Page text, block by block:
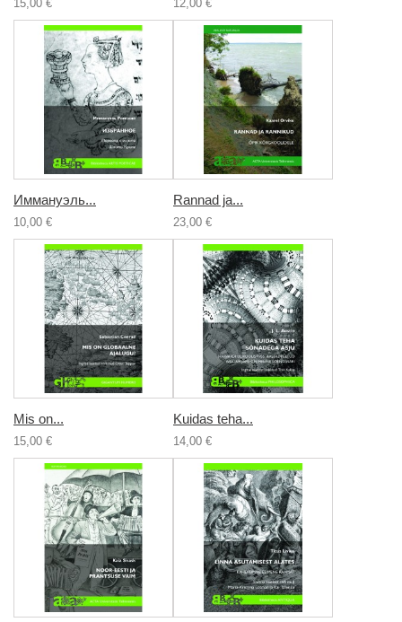
15,00 € 12,00 €
Иммануэль...
10,00 €
Rannad ja...
23,00 €
Mis on...
15,00 €
Kuidas teha...
14,00 €